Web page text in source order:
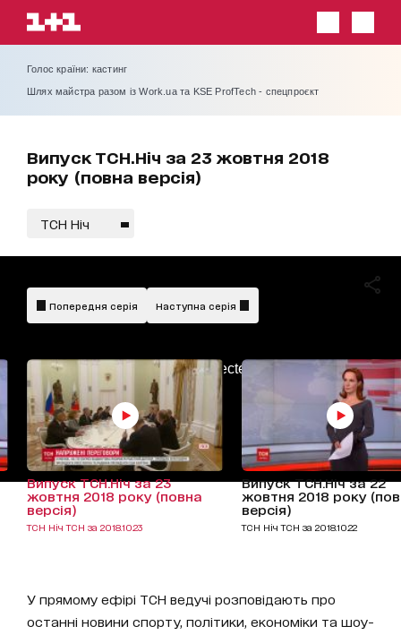
Голос країни: кастинг
Шлях майстра разом із Work.ua та KSE ProfTech - спецпроєкт
Випуск ТСН.Ніч за 23 жовтня 2018
року (повна версія)
ТСН Ніч
AdBlockDetected!
Попередня серія Наступна серія
Випуск ТСН.Ніч за 23
жовтня 2018 року (повна
версія)
ТСН Ніч ТСН за 2018.10.23
Випуск ТСН.Ніч за 22
жовтня 2018 року
версія)
ТСН Ніч ТСН за 2018.10.22
У прямому ефірі ТСН ведучі розповідають про
останні новини спорту, політики, економіки та шоу-